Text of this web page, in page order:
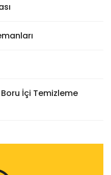
İçi Temizleme